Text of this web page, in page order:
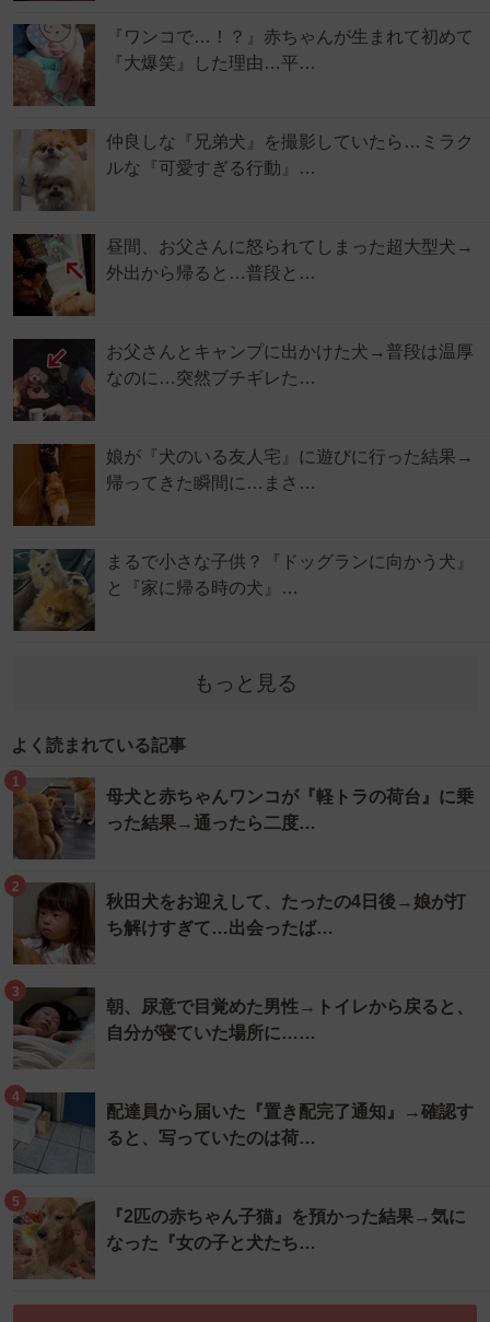
『ワンコで…！？』赤ちゃんが生まれて初めて
『大爆笑』した理由…平…
仲良しな『兄弟犬』を撮影していたら…ミラク
ルな『可愛すぎる行動』…
昼間、お父さんに怒られてしまった超大型犬→
外出から帰ると…普段と…
お父さんとキャンプに出かけた犬→普段は温厚
なのに…突然ブチギレた…
娘が『犬のいる友人宅』に遊びに行った結果→
帰ってきた瞬間に…まさ…
まるで小さな子供？『ドッグランに向かう犬』
と『家に帰る時の犬』…
もっと見る
よく読まれている記事
1
母犬と赤ちゃんワンコが『軽トラの荷台』に乗
った結果→通ったら二度…
2
秋田犬をお迎えして、たったの4日後→娘が打
ち解けすぎて…出会ったば…
3
朝、尿意で目覚めた男性→トイレから戻ると、
自分が寝ていた場所に……
4
配達員から届いた『置き配完了通知』→確認す
ると、写っていたのは荷…
5
『2匹の赤ちゃん子猫』を預かった結果→気に
なった『女の子と犬たち…